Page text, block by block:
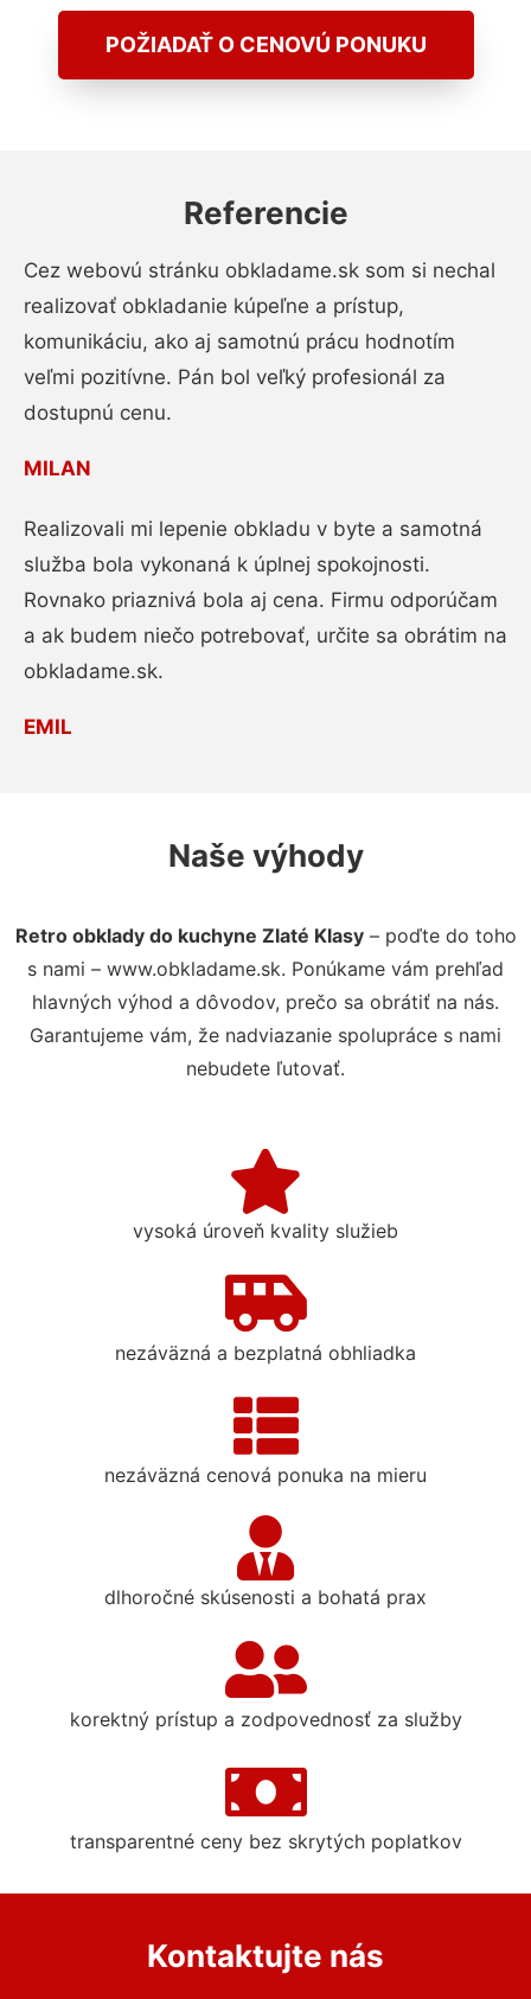
POŽIADAŤ O CENOVÚ PONUKU
Referencie
Cez webovú stránku obkladame.sk som si nechal
realizovať obkladanie kúpeľne a prístup,
komunikáciu, ako aj samotnú prácu hodnotím
veľmi pozitívne. Pán bol veľký profesionál za
dostupnú cenu.
MILAN
Realizovali mi lepenie obkladu v byte a samotná
služba bola vykonaná k úplnej spokojnosti.
Rovnako priaznivá bola aj cena. Firmu odporúčam
a ak budem niečo potrebovať, určite sa obrátim na
obkladame.sk.
EMIL
Naše výhody
Retro obklady do kuchyne Zlaté Klasy– poďte do toho
s nami – www.obkladame.sk. Ponúkame vám prehľad
hlavných výhod a dôvodov, prečo sa obrátiť na nás.
Garantujeme vám, že nadviazanie spolupráce s nami
nebudete ľutovať.
vysoká úroveň kvality služieb
nezáväzná a bezplatná obhliadka
nezáväzná cenová ponuka na mieru
dlhoročné skúsenosti a bohatá prax
korektný prístup a zodpovednosť za služby
transparentné ceny bez skrytých poplatkov
Kontaktujte nás